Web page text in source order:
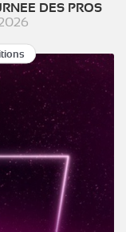
DES PROS